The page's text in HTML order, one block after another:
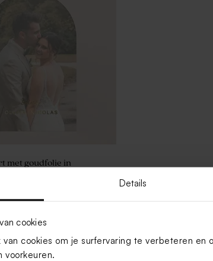
Details
cookies
cookies om je surfervaring te verbeteren
voorkeuren.
met goudfolie in